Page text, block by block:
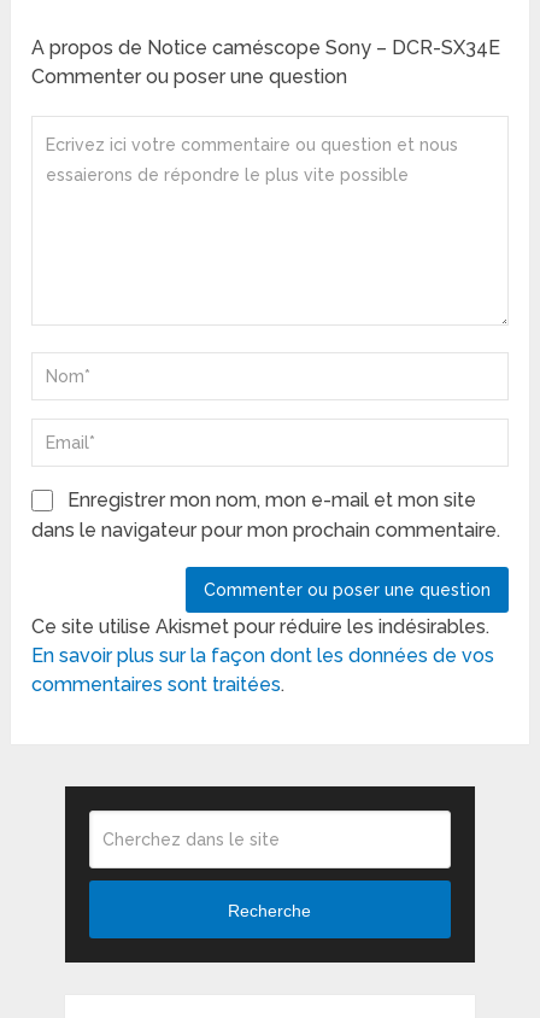
A propos de Notice caméscope Sony – DCR-SX34E
Commenter ou poser une question
Enregistrer mon nom, mon e-mail et mon site
dans le navigateur pour mon prochain commentaire.
Ce site utilise Akismet pour réduire les indésirables.
En savoir plus sur la façon dont les données de vos
commentaires sont traitées.
Recherche